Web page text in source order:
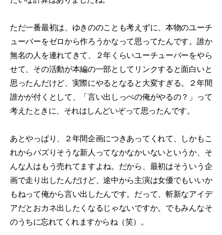
ただ一番最初は、ゆきののことも考えずに、本物のユーチ
ューバーをゼロから作ろうかなって思ってたんです。誰か
無名の人を連れてきて、２年くらいユーチューバーをやら
せて、その活動が本編の一部としてリンクすると面白いと
思ったんだけど、実際にやるとなると大変すぎる。２年間
誰かが付くとして、「言い出しっぺの俺がやるの？」って
考えたときに、それはしんどいぞって思ったんです。
あとやっぱり、２年間企画につきあってくれて、しかもこ
れからバズりそうな新人ってなかなかいないというか、そ
んな人はもう売れてますよね。だから、最初はそういう企
画で走り出したんだけど、途中から主演は女優でもいいか
もねって俺から言い出したんです。だって、斬新なアイデ
アだとおカネ出したくなるじゃないですか。でもみんなそ
のうちに忘れてくれますからね（笑）。